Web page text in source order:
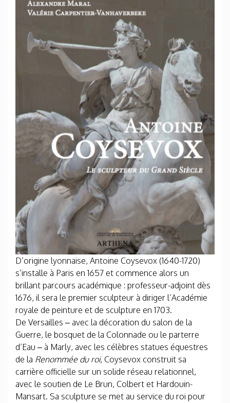
D’origine lyonnaise, Antoine Coysevox (1640-1720)
s’installe à Paris en 1657 et commence alors un
brillant parcours académique : professeur-adjoint dès
1676, il sera le premier sculpteur à diriger l’Académie
royale de peinture et de sculpture en 1703.
De Versailles – avec la décoration du salon de la
Guerre, le bosquet de la Colonnade ou le parterre
d’Eau – à Marly, avec les célèbres statues équestres
de la Renommée du roi, Coysevox construit sa
carrière officielle sur un solide réseau relationnel,
avec le soutien de Le Brun, Colbert et Hardouin-
Mansart. Sa sculpture se met au service du roi pour